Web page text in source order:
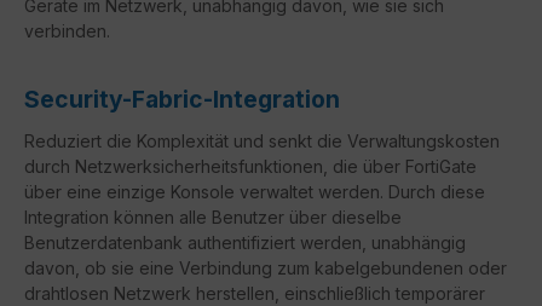
Geräte im Netzwerk, unabhängig davon, wie sie sich
verbinden.
Security-Fabric-Integration
Reduziert die Komplexität und senkt die Verwaltungskosten
durch Netzwerksicherheitsfunktionen, die über FortiGate
über eine einzige Konsole verwaltet werden. Durch diese
Integration können alle Benutzer über dieselbe
Benutzerdatenbank authentifiziert werden, unabhängig
davon, ob sie eine Verbindung zum kabelgebundenen oder
drahtlosen Netzwerk herstellen, einschließlich temporärer